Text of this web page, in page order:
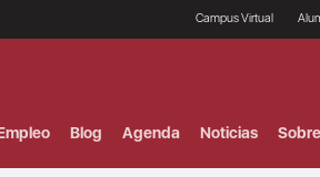
Campus Virtual
Blog Agenda Noticias